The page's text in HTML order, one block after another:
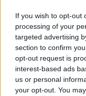
If you wish to opt-out
processing of your
targeted advertising
section to confirm
opt-out request is
interest-based ads
us or personal
your opt-out. You